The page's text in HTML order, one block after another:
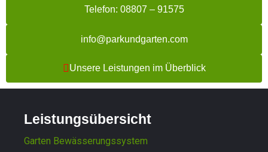
Telefon: 08807 – 91575
info@parkundgarten.com
Unsere Leistungen im Überblick
Leistungsübersicht
Garten Bewässerungssystem